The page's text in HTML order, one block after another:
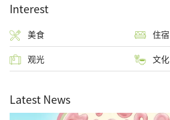
Interest
美食 住宿
观光 文化
Latest News